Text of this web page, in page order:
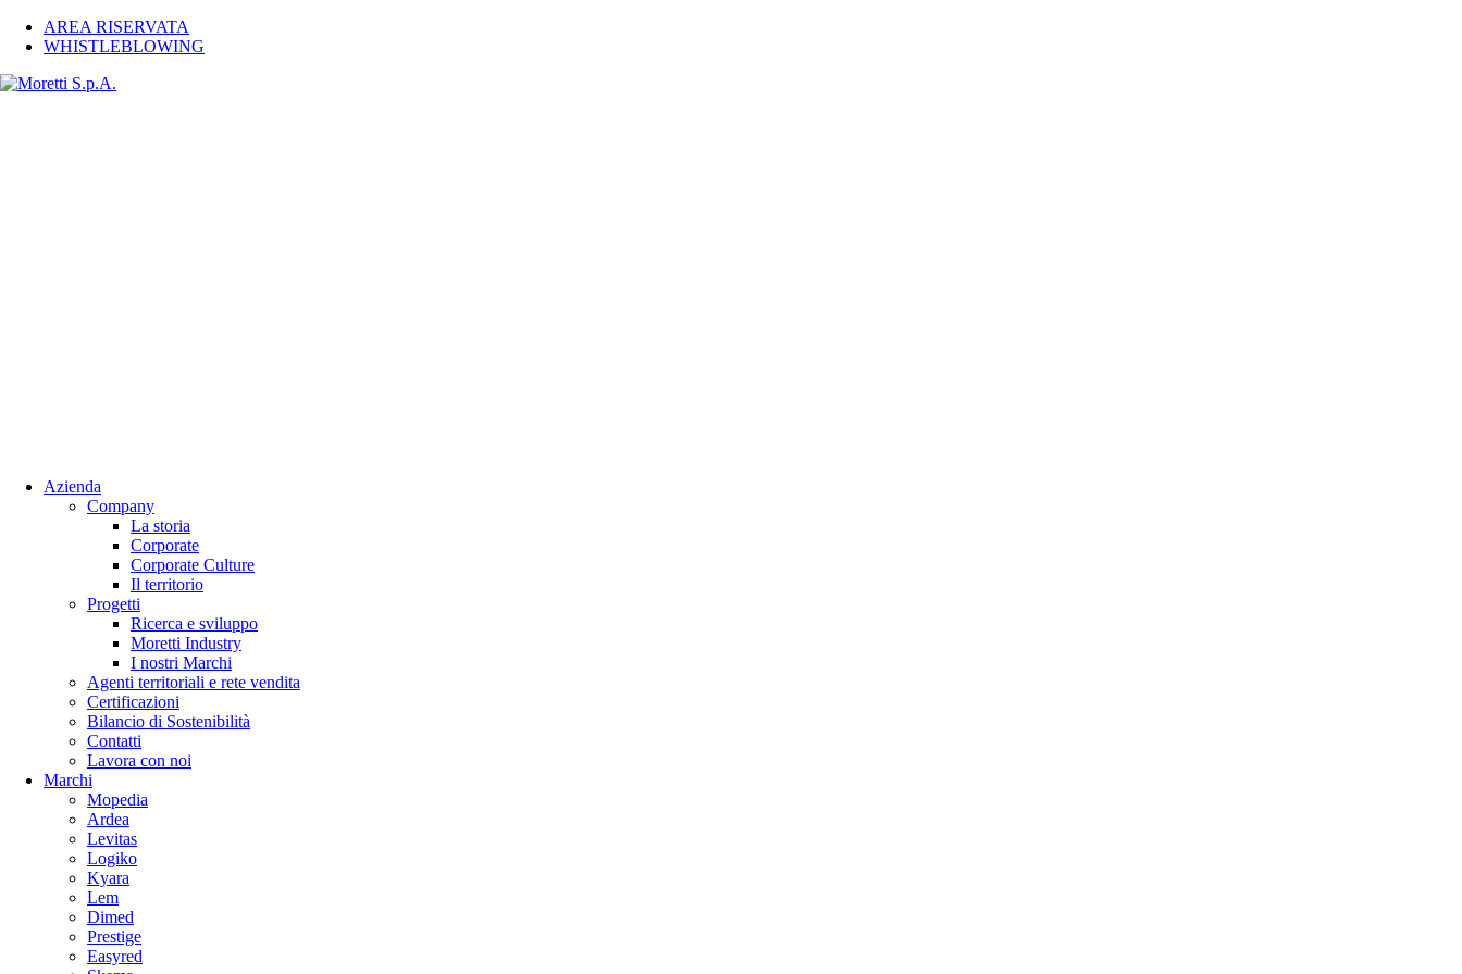
AREA RISERVATA
WHISTLEBLOWING
Azienda
Company
La storia
Corporate
Corporate Culture
Il territorio
Progetti
Ricerca e sviluppo
Moretti Industry
I nostri Marchi
Agenti territoriali e rete vendita
Certificazioni
Bilancio di Sostenibilità
Contatti
Lavora con noi
Marchi
Mopedia
Ardea
Levitas
Logiko
Kyara
Lem
Dimed
Prestige
Easyred